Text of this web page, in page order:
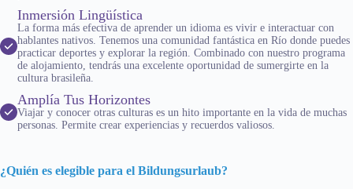
Inmersión Lingüística
La forma más efectiva de aprender un idioma es vivir e interactuar con
hablantes nativos. Tenemos una comunidad fantástica en Río donde puedes
practicar deportes y explorar la región. Combinado con nuestro programa
de alojamiento, tendrás una excelente oportunidad de sumergirte en la
cultura brasileña.
Amplía Tus Horizontes
Viajar y conocer otras culturas es un hito importante en la vida de muchas
personas. Permite crear experiencias y recuerdos valiosos.
¿Quién es elegible para el Bildungsurlaub?